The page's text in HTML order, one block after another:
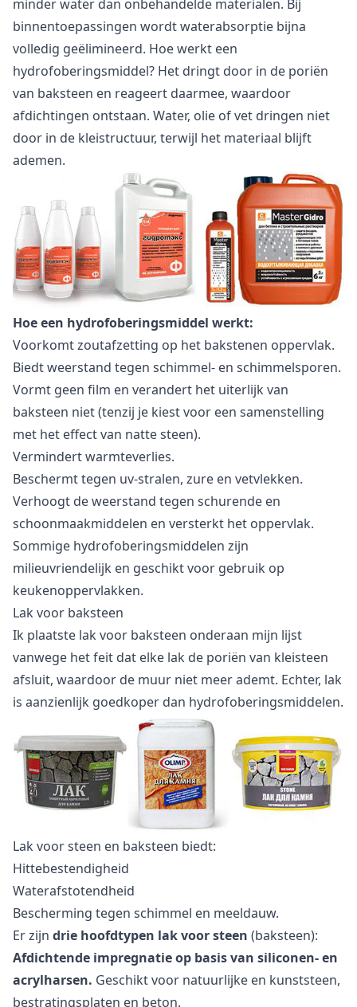
minder water dan onbehandelde materialen. Bij
binnentoepassingen wordt waterabsorptie bijna
volledig geëlimineerd. Hoe werkt een
hydrofoberingsmiddel? Het dringt door in de poriën
van baksteen en reageert daarmee, waardoor
afdichtingen ontstaan. Water, olie of vet dringen niet
door in de kleistructuur, terwijl het materiaal blijft
ademen.
Hoe een hydrofoberingsmiddel werkt:
Voorkomt zoutafzetting op het bakstenen oppervlak.
Biedt weerstand tegen schimmel- en schimmelsporen.
Vormt geen film en verandert het uiterlijk van
baksteen niet (tenzij je kiest voor een samenstelling
met het effect van natte steen).
Vermindert warmteverlies.
Beschermt tegen uv-stralen, zure en vetvlekken.
Verhoogt de weerstand tegen schurende en
schoonmaakmiddelen en versterkt het oppervlak.
Sommige hydrofoberingsmiddelen zijn
milieuvriendelijk en geschikt voor gebruik op
keukenoppervlakken.
Lak voor baksteen
Ik plaatste lak voor baksteen onderaan mijn lijst
vanwege het feit dat elke lak de poriën van kleisteen
afsluit, waardoor de muur niet meer ademt. Echter, lak
is aanzienlijk goedkoper dan hydrofoberingsmiddelen.
Lak voor steen en baksteen biedt:
Hittebestendigheid
Waterafstotendheid
Bescherming tegen schimmel en meeldauw.
Er zijn drie hoofdtypen lak voor steen (baksteen):
Afdichtende impregnatie op basis van siliconen- en
acrylharsen. Geschikt voor natuurlijke en kunststeen,
bestratingsplaten en beton.